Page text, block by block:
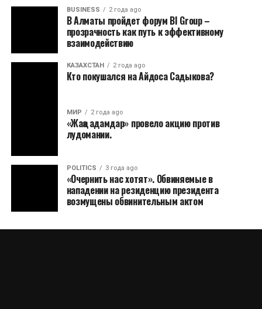
BUSINESS 2 года ago
В Алматы пройдет форум BI Group –
прозрачность как путь к эффективному
взаимодействию
КАЗАХСТАН 2 года ago
Кто покушался на Айдоса Садыкова?
МИР 2 года ago
«Жаңа адамдар» провело акцию против
лудомании.
POLITICS 3 года ago
«Очернить нас хотят». Обвиняемые в
нападении на резиденцию президента
возмущены обвинительным актом